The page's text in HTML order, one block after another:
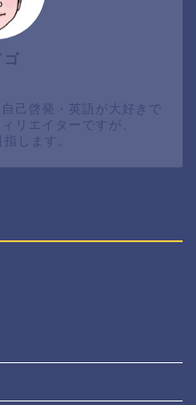
ゴ
己啓発・英語が大好きで
リエイターですが、
します。